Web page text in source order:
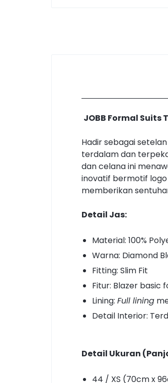
JOBB Formal Suits
Hadir sebagai
terdalam dan
dan celana ini
inovatif bermotif logo
memberikan
Detail Jas:
Material: 100%
Warna: Diamond
Fitting: Slim Fit
Fitur: Blazer basic
Lining: Full lining
Detail Interior:
Detail Ukuran
44 / XS (70cm x